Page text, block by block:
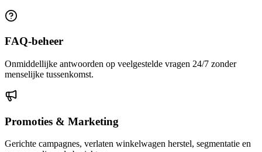
FAQ-beheer
Onmiddellijke antwoorden op veelgestelde vragen 24/7 zonder
menselijke tussenkomst.
Promoties & Marketing
Gerichte campagnes, verlaten winkelwagen herstel, segmentatie en